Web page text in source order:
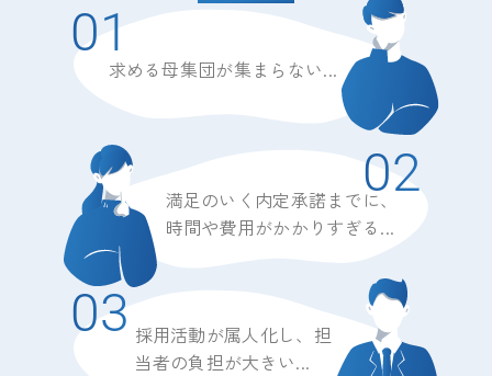
01
求める母集団が集まらない...
満足のいく内定承諾までに、
時間や費用がかかりすぎる...
02
03 採用活動が属人化し、担
当者の負担が大きい...